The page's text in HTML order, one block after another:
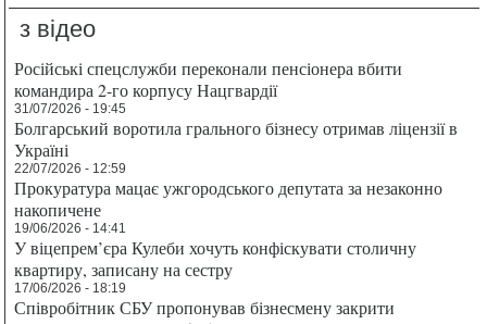
з відео
Російські спецслужби переконали пенсіонера вбити
командира 2-го корпусу Нацгвардії
31/07/2026 - 19:45
Болгарський воротила грального бізнесу отримав ліцензії в
Україні
22/07/2026 - 12:59
Прокуратура мацає ужгородського депутата за незаконно
накопичене
19/06/2026 - 14:41
У віцепрем’єра Кулеби хочуть конфіскувати столичну
квартиру, записану на сестру
17/06/2026 - 18:19
Співробітник СБУ пропонував бізнесмену закрити